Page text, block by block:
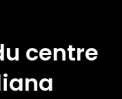
centre